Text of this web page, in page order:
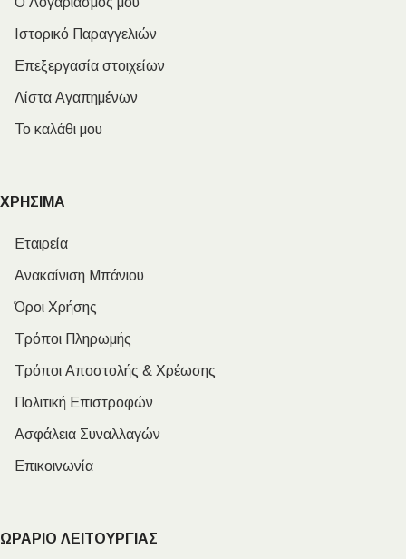
Ιστορικό Παραγγελιών
Επεξεργασία στοιχείων
Λίστα Αγαπημένων
Το καλάθι μου
ΧΡΗΣΙΜΑ
Εταιρεία
Ανακαίνιση Μπάνιου
Όροι Χρήσης
Τρόποι Πληρωμής
Τρόποι Αποστολής & Χρέωσης
Πολιτική Επιστροφών
Ασφάλεια Συναλλαγών
Επικοινωνία
ΩΡΑΡΙΟ ΛΕΙΤΟΥΡΓΙΑΣ